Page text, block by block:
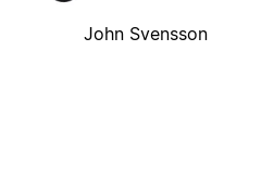
John Svensson